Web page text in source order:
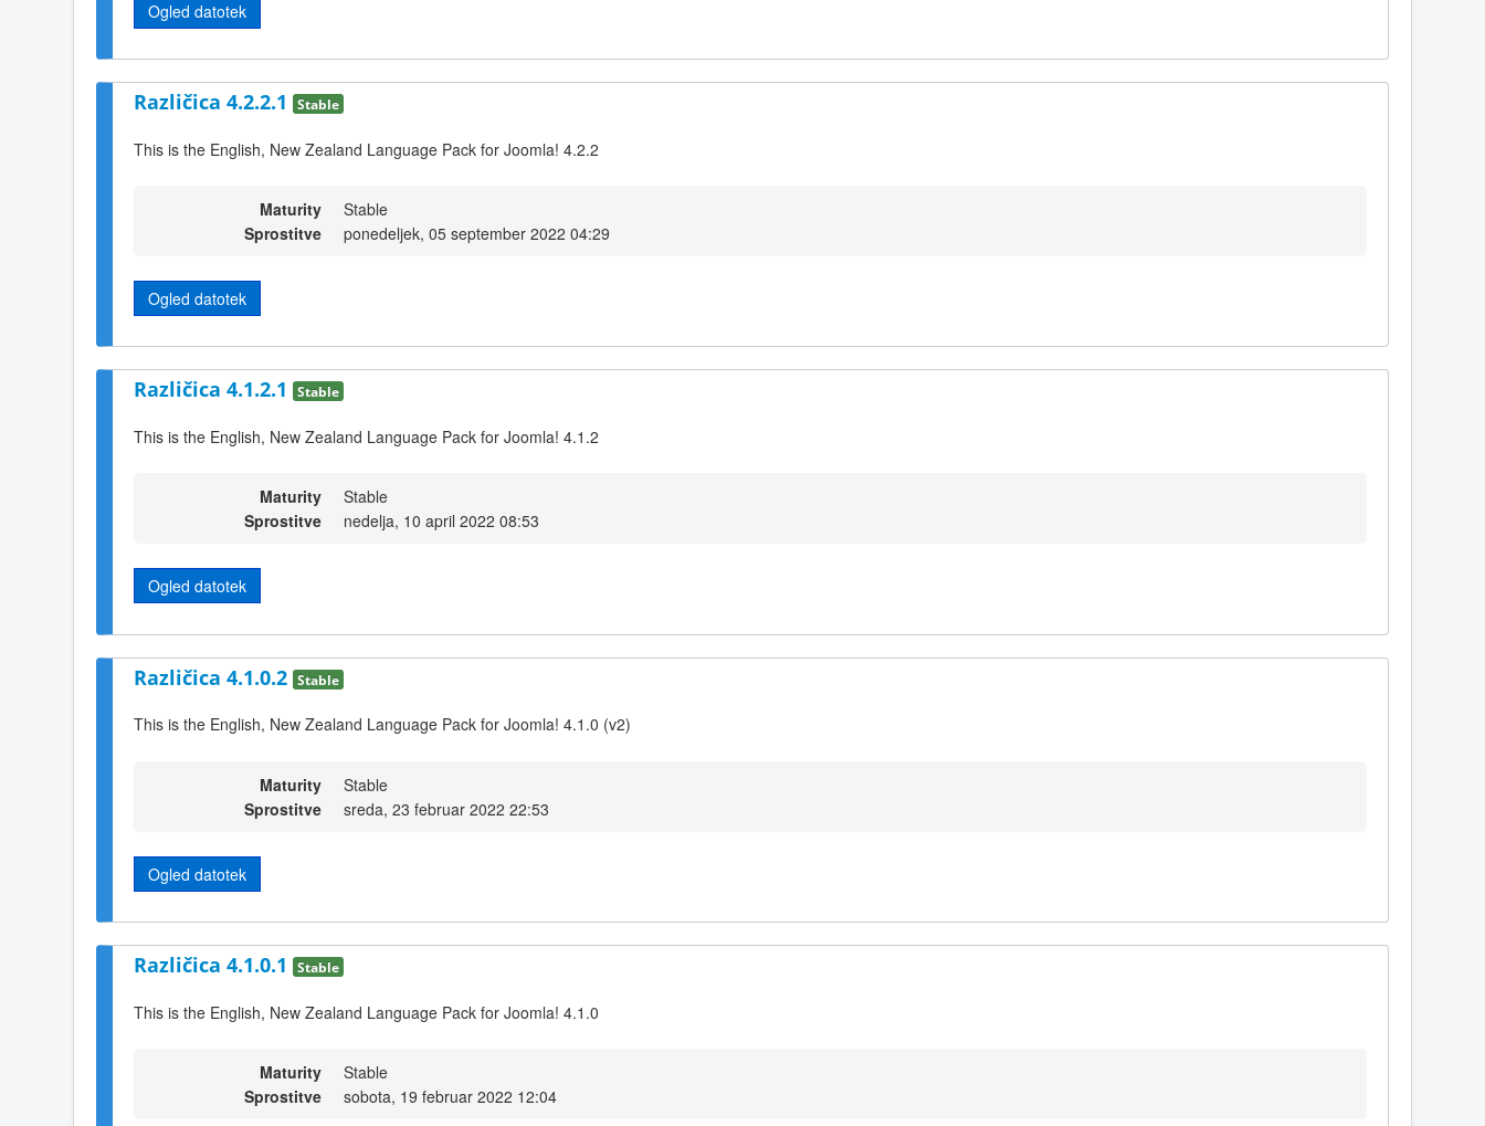
Ogled datotek
Različica 4.2.2.1 Stable
This is the English, New Zealand Language Pack for Joomla! 4.2.2
Maturity
Stable
Sprostitve
ponedeljek, 05 september 2022 04:29
Ogled datotek
Različica 4.1.2.1 Stable
This is the English, New Zealand Language Pack for Joomla! 4.1.2
Maturity
Stable
Sprostitve
nedelja, 10 april 2022 08:53
Ogled datotek
Različica 4.1.0.2 Stable
This is the English, New Zealand Language Pack for Joomla! 4.1.0 (v2)
Maturity
Stable
Sprostitve
sreda, 23 februar 2022 22:53
Ogled datotek
Različica 4.1.0.1 Stable
This is the English, New Zealand Language Pack for Joomla! 4.1.0
Maturity
Stable
Sprostitve
sobota, 19 februar 2022 12:04